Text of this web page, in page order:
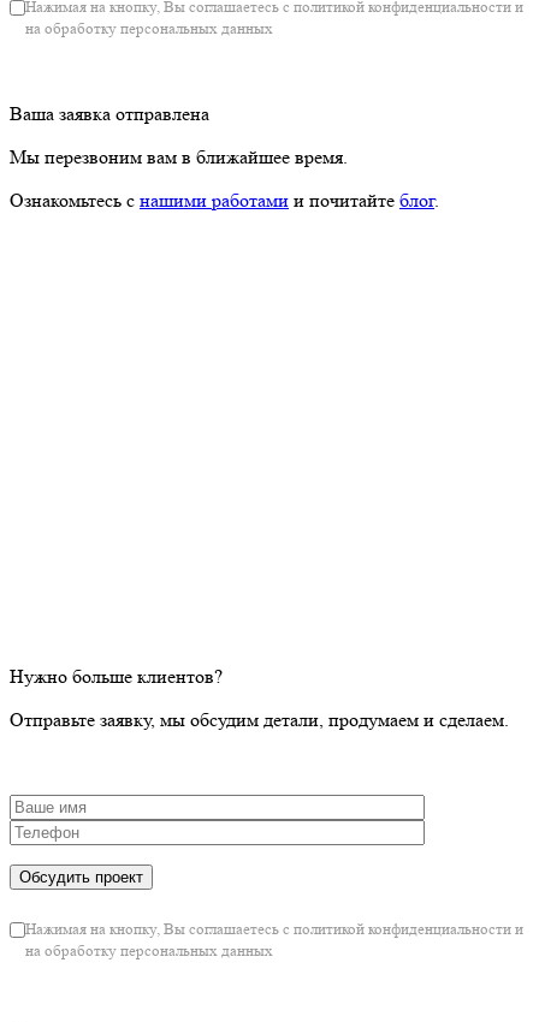
Нажимая на кнопку, Вы соглашаетесь с политикой конфиденциальности и
на обработку персональных данных
Ваша заявка отправлена
Мы перезвоним вам в ближайшее время.
Ознакомьтесь с нашими работами и почитайте блог.
Нужно больше клиентов?
Отправьте заявку, мы обсудим детали, продумаем и сделаем.
Нажимая на кнопку, Вы соглашаетесь с политикой конфиденциальности и
на обработку персональных данных